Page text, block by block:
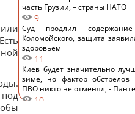
часть Грузии, – страны НАТО
9
Суд продлил
Коломойского, защита
здоровьем
11
Киев будет значительно
зиме, но фактор обстрелов
ПВО никто не отменял, -
10